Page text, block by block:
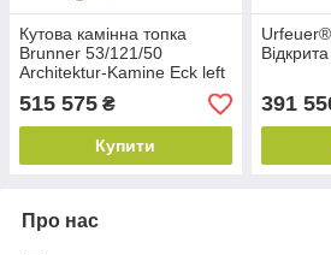
Кутова камінна топка
Brunner 53/121/50
Architektur-Kamine Eck left
lifting door
515 575 ₴
Купити
391
Про нас